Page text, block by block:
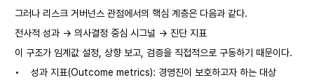
그러나 리스크 거버넌스 관점에서의 핵심 계층은 다음과 같다.
전사적 성과 → 의사결정 중심 시그널 → 진단 지표
이 구조가 임계값 설정, 상향 보고, 검증을 직접적으로 구동하기 때문이다.
•
성과 지표(Outcome metrics): 경영진이 보호하고자 하는 대상